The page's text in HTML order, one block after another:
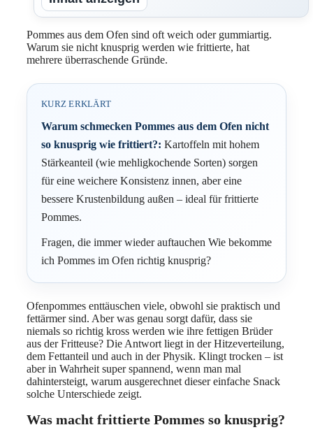
Pommes aus dem Ofen sind oft weich oder gummiartig.
Warum sie nicht knusprig werden wie frittierte, hat
mehrere überraschende Gründe.
KURZ ERKLÄRT
Warum schmecken Pommes aus dem Ofen nicht
so knusprig wie frittiert?: Kartoffeln mit hohem
Stärkeanteil (wie mehligkochende Sorten) sorgen
für eine weichere Konsistenz innen, aber eine
bessere Krustenbildung außen – ideal für frittierte
Pommes.
Fragen, die immer wieder auftauchen Wie bekomme
ich Pommes im Ofen richtig knusprig?
Ofenpommes enttäuschen viele, obwohl sie praktisch und
fettärmer sind. Aber was genau sorgt dafür, dass sie
niemals so richtig kross werden wie ihre fettigen Brüder
aus der Fritteuse? Die Antwort liegt in der Hitzeverteilung,
dem Fettanteil und auch in der Physik. Klingt trocken – ist
aber in Wahrheit super spannend, wenn man mal
dahintersteigt, warum ausgerechnet dieser einfache Snack
solche Unterschiede zeigt.
Was macht frittierte Pommes so knusprig?